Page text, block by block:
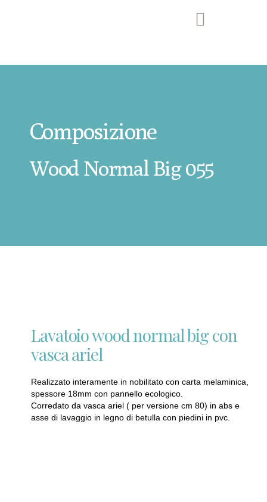
Composizione
Wood Normal Big 055
Lavatoio wood normal big con
vasca ariel
Realizzato interamente in nobilitato con carta melaminica,
spessore 18mm con pannello ecologico.
Corredato da vasca ariel ( per versione cm 80) in abs e
asse di lavaggio in legno di betulla con piedini in pvc.